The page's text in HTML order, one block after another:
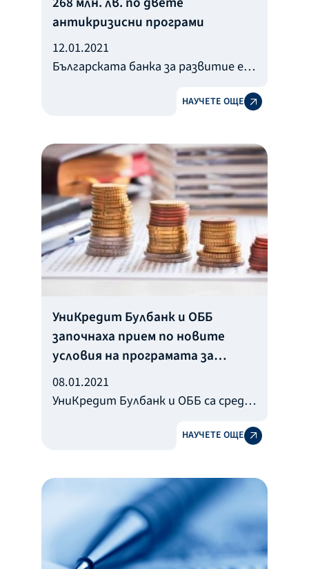
антикризисни програми
12.01.2021
Българската банка за развитие е
лв. по двете правителствени
управлява. С
НАУЧЕТЕ ОЩЕ
УниКредит Булбанк и ОББ
започнаха прием по новите
условия на програмата за
физически лица
08.01.2021
УниКредит Булбанк и ОББ са сред
програмата за безлихвено
които вече приемат заявления по
обновените условия.
НАУЧЕТЕ ОЩЕ